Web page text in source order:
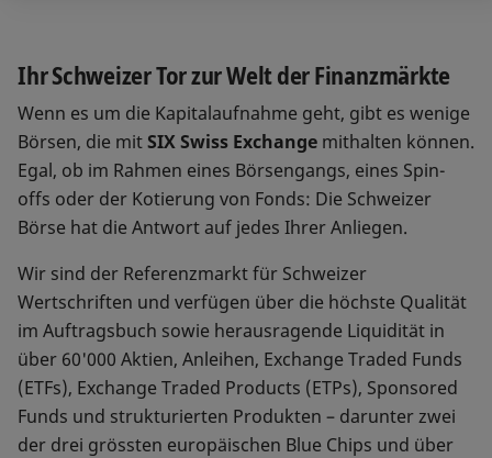
Ihr Schweizer Tor zur Welt der Finanzmärkte
Wenn es um die Kapitalaufnahme geht, gibt es wenige
Börsen, die mitSIX Swiss Exchange mithalten können.
Egal, ob im Rahmen eines Börsengangs, eines Spin-
offs oder der Kotierung von Fonds: Die Schweizer
Börse hat die Antwort auf jedes Ihrer Anliegen.
Wir sind der Referenzmarkt für Schweizer
Wertschriften und verfügen über die höchste Qualität
im Auftragsbuch sowie herausragende Liquidität in
über 60'000 Aktien, Anleihen, Exchange Traded Funds
(ETFs), Exchange Traded Products (ETPs), Sponsored
Funds und strukturierten Produkten – darunter zwei
der drei grössten europäischen Blue Chips und über